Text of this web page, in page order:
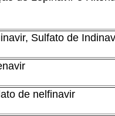
Sulfato de
de nelfinavir